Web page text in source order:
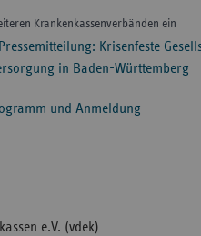
Krankenkassenverbänden ein
Krisenfeste
in Baden-Württemberg
und Anmeldung
e.V. (vdek)